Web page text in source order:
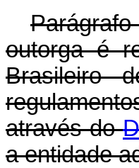
Parágrafo
outorga é
Brasileiro
através do
a entidade